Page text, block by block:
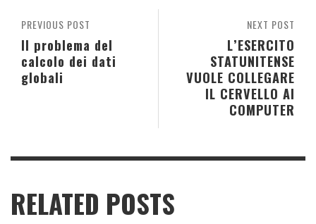
NEXT POST
L’ESERCITO
STATUNITENSE
VUOLE COLLEGARE
IL CERVELLO AI
COMPUTER
PREVIOUS POST
Il problema del
calcolo dei dati
globali
RELATED POSTS